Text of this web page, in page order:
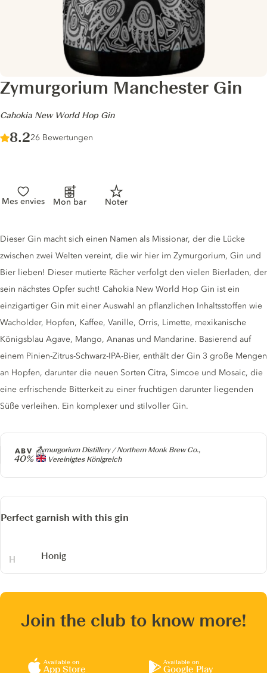
Zymurgorium Manchester Gin
-
Cahokia New World Hop Gin
Score :
8.2/ 10
26 Bewertungen
Mes envies Mon bar Noter
Producer
Zymurgorium Distillery / Northern Monk Brew Co.,
Vereinigtes Königreich
ABV
40%
Gin description
Dieser Gin macht sich einen Namen als Missionar, der die Lücke
zwischen zwei Welten vereint, die wir hier im Zymurgorium, Gin und
Bier lieben! Dieser mutierte Rächer verfolgt den vielen Bierladen, der
sein nächstes Opfer sucht! Cahokia New World Hop Gin ist ein
einzigartiger Gin mit einer Auswahl an pflanzlichen Inhaltsstoffen wie
Wacholder, Hopfen, Kaffee, Vanille, Orris, Limette, mexikanische
Königsblau Agave, Mango, Ananas und Mandarine. Basierend auf
einem Pinien-Zitrus-Schwarz-IPA-Bier, enthält der Gin 3 große Mengen
an Hopfen, darunter die neuen Sorten Citra, Simcoe und Mosaic, die
eine erfrischende Bitterkeit zu einer fruchtigen darunter liegenden
Süße verleihen. Ein komplexer und stilvoller Gin.
Perfect garnish with this gin
Honig
Join the club to know more!
Available on
App Store
Available on
Google Play